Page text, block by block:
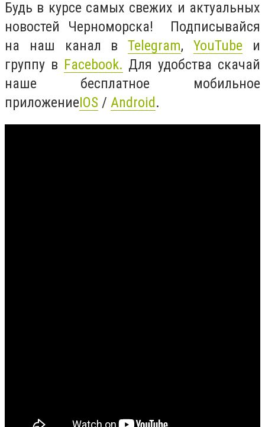
Будь в курсе самых свежих и актуальных
новостей Черноморска! Подписывайся
на наш канал вTelegram,YouTube и
группу в Facebook. Для удобства скачай
наше бесплатное мобильное
приложениеIOS / Android.